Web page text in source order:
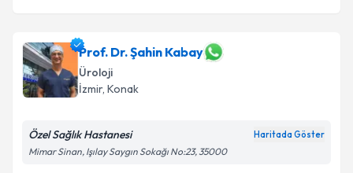
Prof. Dr. Şahin Kabay
Üroloji
İzmir, Konak
Özel Sağlık Hastanesi Haritada Göster
Mimar Sinan, Işılay Saygın Sokağı No:23, 35000